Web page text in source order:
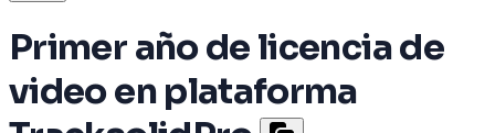
Primer año de licencia de
video en plataforma